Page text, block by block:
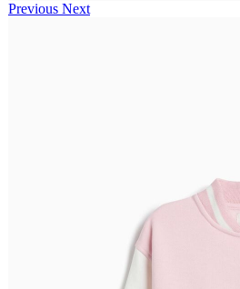
Previous Next